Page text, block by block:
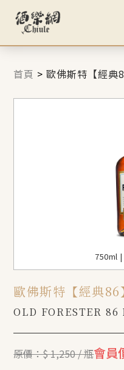
首頁 >歐佛斯特【經典
750ml
歐佛斯特【經典
OLD FORESTER 86
原價：$ 1,250 / 瓶會員